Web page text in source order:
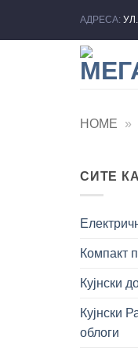
АДРЕСА:
HOME »
СИТЕ
Компакт
Кујнски
Кујнски
облоги